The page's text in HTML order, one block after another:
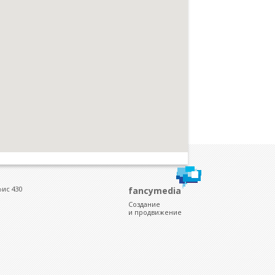
430
fancymedia
Создание
и продвижение